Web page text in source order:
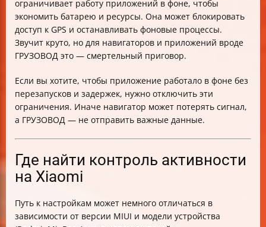
Форма обратной связи для ускорения решения
проблем
Таблица основных шагов настройки контроля
активности
ограничивает работу приложений в фоне, чтобы
экономить батарею и ресурсы. Она может блокировать
доступ к GPS и останавливать фоновые процессы.
Звучит круто, но для навигаторов и приложений вроде
ГРУЗОВОД это — смертельный приговор.
Если вы хотите, чтобы приложение работало в фоне без
перезапусков и задержек, нужно отключить эти
ограничения. Иначе навигатор может потерять сигнал,
а ГРУЗОВОД — не отправить важные данные.
Где найти контроль активности
на Xiaomi
Путь к настройкам может немного отличаться в
зависимости от версии MIUI и модели устройства